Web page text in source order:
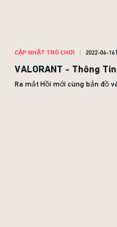
CẬP NHẬT TRÒ CHƠI 2022-06-
VALORANT - Thông
Ra mắt Hồi mới cùng bản đồ